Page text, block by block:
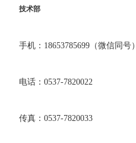
技术部
手机：18653785699（微信同号）
电话：0537-7820022
传真：0537-7820033